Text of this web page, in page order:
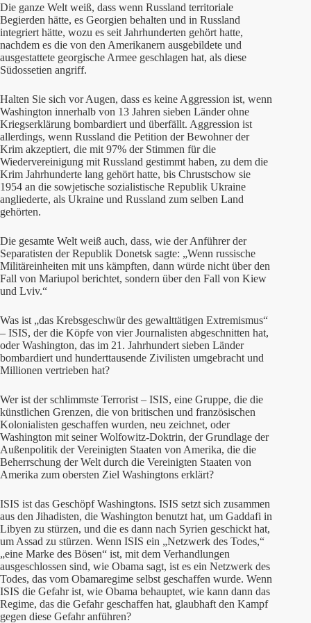
Die ganze Welt weiß, dass wenn Russland territoriale
Begierden hätte, es Georgien behalten und in Russland
integriert hätte, wozu es seit Jahrhunderten gehört hatte,
nachdem es die von den Amerikanern ausgebildete und
ausgestattete georgische Armee geschlagen hat, als diese
Südossetien angriff.
Halten Sie sich vor Augen, dass es keine Aggression ist, wenn
Washington innerhalb von 13 Jahren sieben Länder ohne
Kriegserklärung bombardiert und überfällt. Aggression ist
allerdings, wenn Russland die Petition der Bewohner der
Krim akzeptiert, die mit 97% der Stimmen für die
Wiedervereinigung mit Russland gestimmt haben, zu dem die
Krim Jahrhunderte lang gehört hatte, bis Chrustschow sie
1954 an die sowjetische sozialistische Republik Ukraine
angliederte, als Ukraine und Russland zum selben Land
gehörten.
Die gesamte Welt weiß auch, dass, wie der Anführer der
Separatisten der Republik Donetsk sagte: „Wenn russische
Militäreinheiten mit uns kämpften, dann würde nicht über den
Fall von Mariupol berichtet, sondern über den Fall von Kiew
und Lviv.“
Was ist „das Krebsgeschwür des gewalttätigen Extremismus“
– ISIS, der die Köpfe von vier Journalisten abgeschnitten hat,
oder Washington, das im 21. Jahrhundert sieben Länder
bombardiert und hunderttausende Zivilisten umgebracht und
Millionen vertrieben hat?
Wer ist der schlimmste Terrorist – ISIS, eine Gruppe, die die
künstlichen Grenzen, die von britischen und französischen
Kolonialisten geschaffen wurden, neu zeichnet, oder
Washington mit seiner Wolfowitz-Doktrin, der Grundlage der
Außenpolitik der Vereinigten Staaten von Amerika, die die
Beherrschung der Welt durch die Vereinigten Staaten von
Amerika zum obersten Ziel Washingtons erklärt?
ISIS ist das Geschöpf Washingtons. ISIS setzt sich zusammen
aus den Jihadisten, die Washington benutzt hat, um Gaddafi in
Libyen zu stürzen, und die es dann nach Syrien geschickt hat,
um Assad zu stürzen. Wenn ISIS ein „Netzwerk des Todes,“
„eine Marke des Bösen“ ist, mit dem Verhandlungen
ausgeschlossen sind, wie Obama sagt, ist es ein Netzwerk des
Todes, das vom Obamaregime selbst geschaffen wurde. Wenn
ISIS die Gefahr ist, wie Obama behauptet, wie kann dann das
Regime, das die Gefahr geschaffen hat, glaubhaft den Kampf
gegen diese Gefahr anführen?